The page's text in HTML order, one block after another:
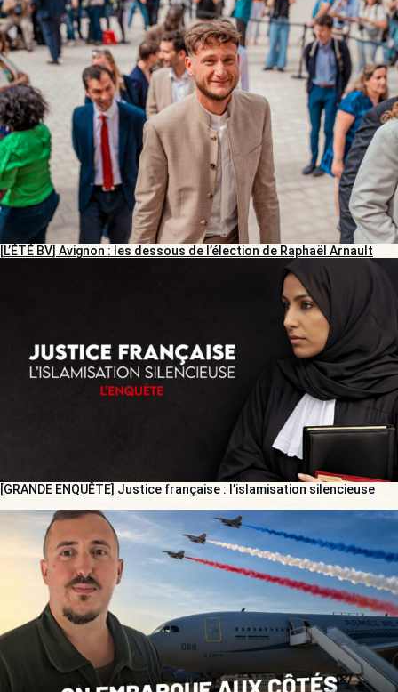
[L’ÉTÉ BV] Avignon : les dessous de l’élection de Raphaël Arnault
[GRANDE ENQUÊTE] Justice française : l’islamisation silencieuse